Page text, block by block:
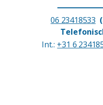
06 23418533
Int.: +31 6